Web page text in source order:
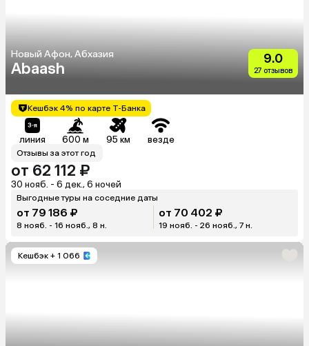
Новый Афон, Абхазия
Abaash
9.0
27 отзывов
Кешбэк 4% по карте Т-Банка
линия 600 м 95 км везде
Отзывы за этот год
от 62 112 ₽
30 нояб. - 6 дек., 6 ночей
Выгодные туры на соседние даты
от 79 186 ₽
8 нояб. - 16 нояб., 8 н.
от 70 402 ₽
19 нояб. - 26 нояб., 7 н.
Кешбэк + 1 066